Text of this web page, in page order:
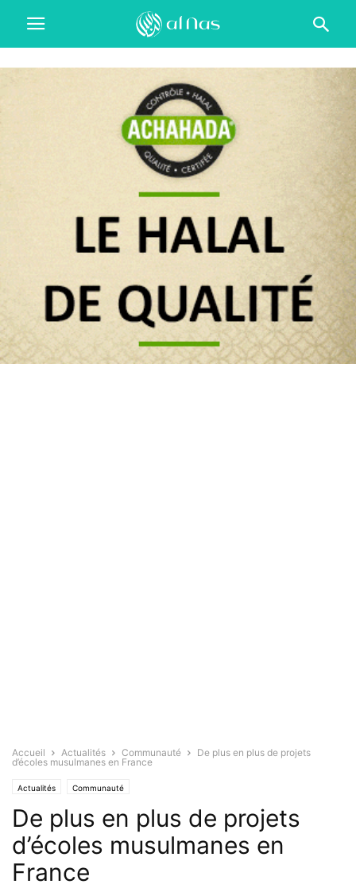
Accueil Actualités Communauté
De plus en plus de projets
d’écoles musulmanes en France
Actualités Communauté
De plus en plus de projets
d’écoles musulmanes en
France